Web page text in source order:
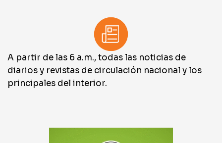
A partir de las 6 a.m., todas las noticias de
diarios y revistas de circulación nacional y los
principales del interior.